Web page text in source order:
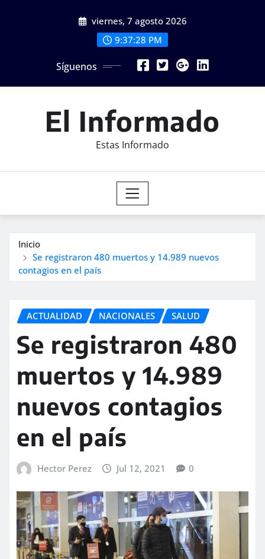
viernes, 7 agosto 2026
9:37:29 PM
Síguenos
El Informado
Estas Informado
Inicio
Se registraron 480 muertos y 14.989 nuevos
contagios en el país
ACTUALIDAD NACIONALES SALUD
Se registraron 480
muertos y 14.989
nuevos contagios
en el país
Hector Perez Jul 12, 2021 0